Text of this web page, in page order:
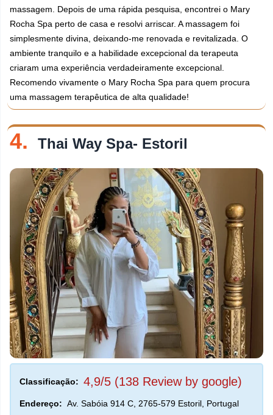
massagem. Depois de uma rápida pesquisa, encontrei o Mary
Rocha Spa perto de casa e resolvi arriscar. A massagem foi
simplesmente divina, deixando-me renovada e revitalizada. O
ambiente tranquilo e a habilidade excepcional da terapeuta
criaram uma experiência verdadeiramente excepcional.
Recomendo vivamente o Mary Rocha Spa para quem procura
uma massagem terapêutica de alta qualidade!
4. Thai Way Spa- Estoril
Classificação: 4,9/5 (138 Review by google)
Endereço: Av. Sabóia 914 C, 2765-579 Estoril, Portugal